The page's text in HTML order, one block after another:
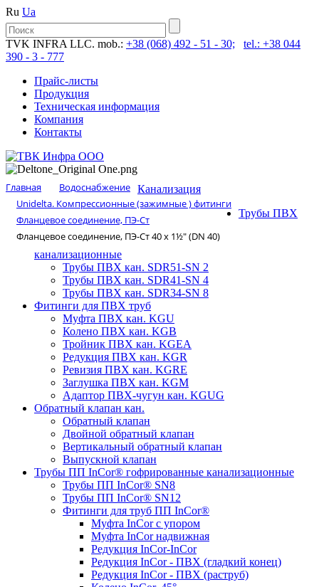
Ru Ua
TVK INFRA LLC. mob.: +38 (068) 492 - 51 - 30;
tel.: +38 044
390 - 3 - 777
Прайс-листы
Продукция
Техническая информация
Компания
Контакты
Главная
Водоснабжение
Unidelta. Компрессионные (зажимные ) фитинги
Фланцевое соединение, ПЭ-Ст
Фланцевое соединение, ПЭ-Ст 40 х 1½″ (DN 40)
Канализация
Трубы ПВХ
канализационные
Трубы ПВХ кан. SDR51-SN 2
Трубы ПВХ кан. SDR41-SN 4
Трубы ПВХ кан. SDR34-SN 8
Фитинги для ПВХ труб
Муфта ПВХ кан. KGU
Колено ПВХ кан. KGB
Тройник ПВХ кан. KGEA
Редукция ПВХ кан. KGR
Ревизия ПВХ кан. KGRE
Заглушка ПВХ кан. KGM
Адаптор ПВХ-чугун кан. KGUG
Обратный клапан кан.
Обратный клапан
Двойной обратный клапан
Вертикальный обратный клапан
Выпускной клапан
Трубы ПП InCor® гофри­рованные канализационные
Трубы ПП InCor® SN8
Трубы ПП InCor® SN12
Фитинги для труб ПП InCor®
Муфта InCor с упором
Муфта InCor надвижная
Редукция InCor-InCor
Редукция InCor - ПВХ (гладкий конец)
Редукция InCor - ПВХ (раструб)